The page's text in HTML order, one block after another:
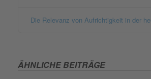
Die Relevanz von Aufrichtigkeit in der
ÄHNLICHE BEITRÄGE